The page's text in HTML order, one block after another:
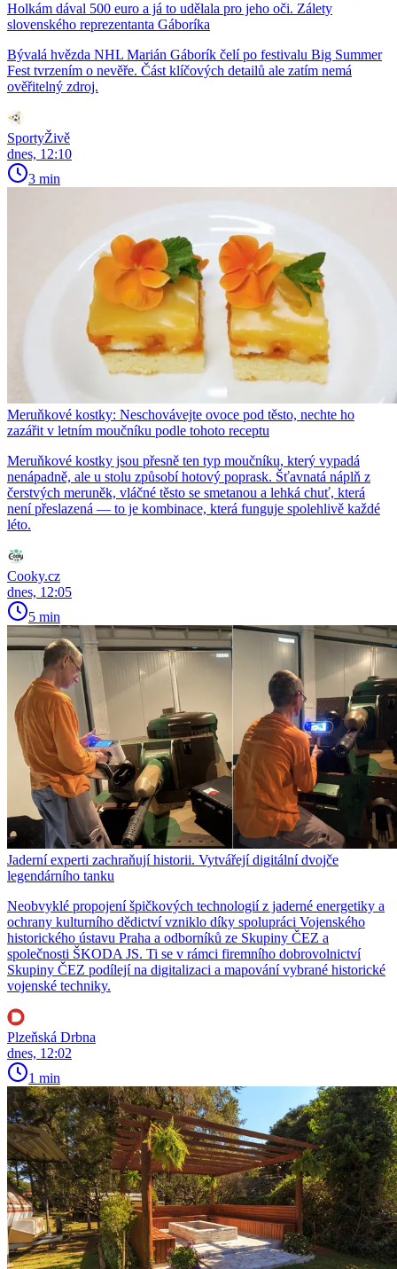
Holkám dával 500 euro a já to udělala pro jeho oči. Zálety
slovenského reprezentanta Gáboríka
Bývalá hvězda NHL Marián Gáborík čelí po festivalu Big Summer
Fest tvrzením o nevěře. Část klíčových detailů ale zatím nemá
ověřitelný zdroj.
SportyŽivě
dnes, 12:10
3 min
Meruňkové kostky: Neschovávejte ovoce pod těsto, nechte ho
zazářit v letním moučníku podle tohoto receptu
Meruňkové kostky jsou přesně ten typ moučníku, který vypadá
nenápadně, ale u stolu způsobí hotový poprask. Šťavnatá náplň z
čerstvých meruněk, vláčné těsto se smetanou a lehká chuť, která
není přeslazená — to je kombinace, která funguje spolehlivě každé
léto.
Cooky.cz
dnes, 12:05
5 min
Jaderní experti zachraňují historii. Vytvářejí digitální dvojče
legendárního tanku
Neobvyklé propojení špičkových technologií z jaderné energetiky a
ochrany kulturního dědictví vzniklo díky spolupráci Vojenského
historického ústavu Praha a odborníků ze Skupiny ČEZ a
společnosti ŠKODA JS. Ti se v rámci firemního dobrovolnictví
Skupiny ČEZ podílejí na digitalizaci a mapování vybrané historické
vojenské techniky.
Plzeňská Drbna
dnes, 12:02
1 min